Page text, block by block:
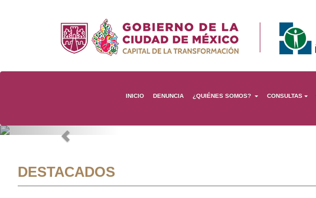
INICIO DENUNCIA ¿QUIÉNES SOMOS? CONSULTAS
Previous
DESTACADOS